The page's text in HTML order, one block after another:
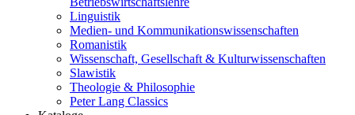
Linguistik
Medien- und Kommunikationswissenschaften
Romanistik
Wissenschaft, Gesellschaft & Kulturwissenschaften
Slawistik
Theologie & Philosophie
Peter Lang Classics